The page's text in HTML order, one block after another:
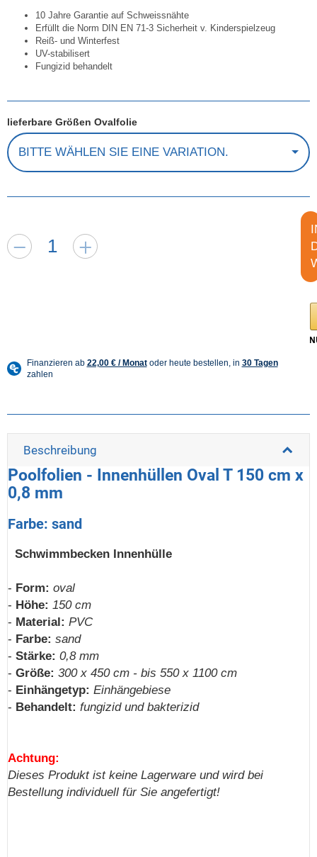
10 Jahre Garantie auf Schweissnähte
Erfüllt die Norm DIN EN 71-3 Sicherheit v. Kinderspielzeug
Reiß- und Winterfest
UV-stabilisert
Fungizid behandelt
lieferbare Größen Ovalfolie
BITTE WÄHLEN SIE EINE VARIATION.
Beschreibung
Poolfolien - Innenhüllen Oval T 150 cm x
0,8 mm
Farbe: sand
Schwimmbecken Innenhülle
- Form: oval
- Höhe: 150 cm
- Material: PVC
- Farbe: sand
- Stärke: 0,8 mm
- Größe: 300 x 450 cm - bis 550 x 1100 cm
- Einhängetyp: Einhängebiese
- Behandelt: fungizid und bakterizid
Achtung:
Dieses Produkt ist keine Lagerware und wird bei
Bestellung individuell für Sie angefertigt!